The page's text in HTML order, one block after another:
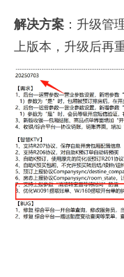
解决方案 ：升级管
上版本，升级后再